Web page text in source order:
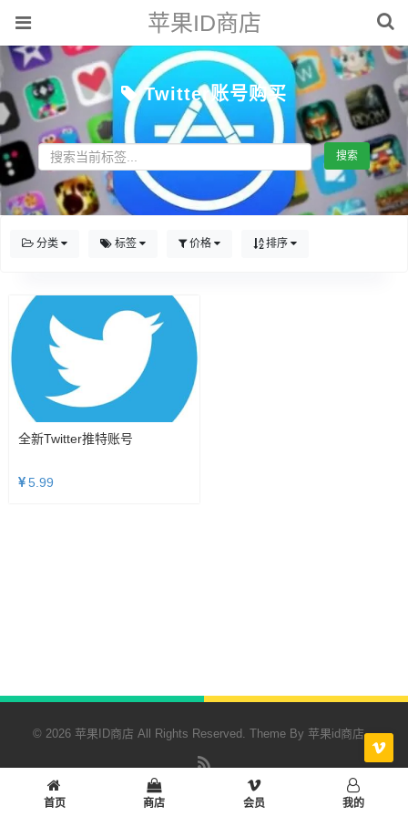
苹果ID商店
Twitter账号购买
搜索
分类 标签 价格 排序
全新twitter推特账号
5.99
© 2026 苹果ID商店 All Rights Reserved. Theme By 苹果id商店
首页 商店 会员 我的